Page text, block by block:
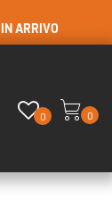
IN ARRIVO
0 0